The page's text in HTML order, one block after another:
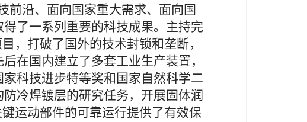
前沿、面向国家重大需求、面向国
了一系列重要的科技成果。主持完
，打破了国外的技术封锁和垄断，
在国内建立了多套工业生产装置，
科技进步特等奖和国家自然科学二
冷焊镀层的研究任务，开展固体润
运动部件的可靠运行提供了有效保